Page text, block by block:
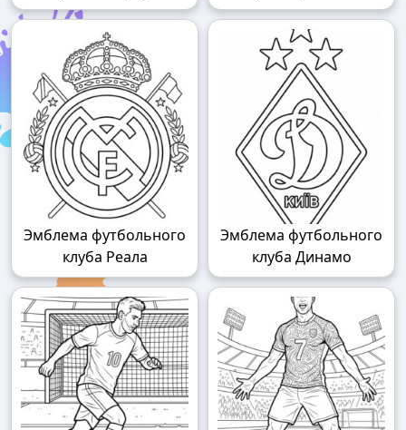
Эмблема футбольного
клуба Реала
Эмблема футбольного
клуба Динамо